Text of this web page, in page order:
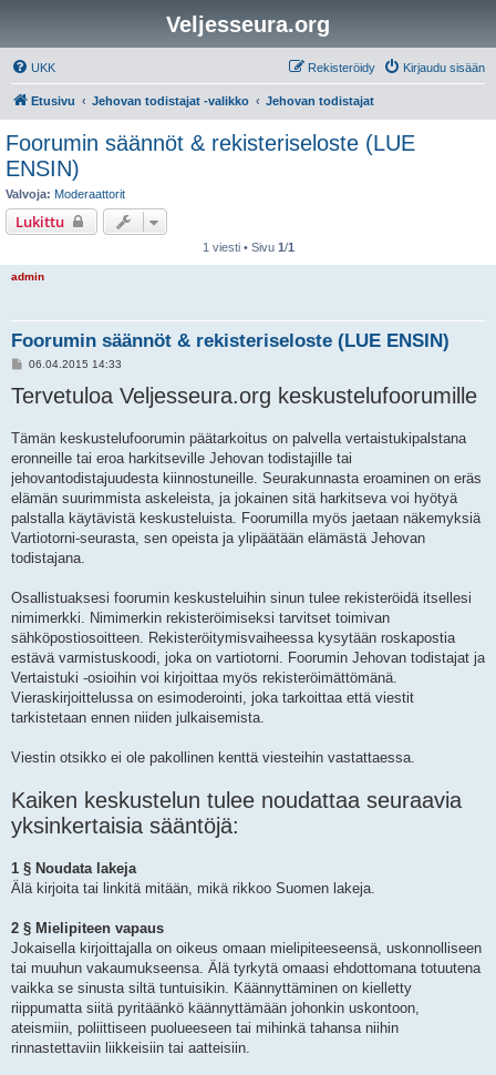
Veljesseura.org
UKK Kirjaudu sisään
Rekisteröidy
Etusivu Jehovan todistajat -valikko Jehovan todistajat
Foorumin säännöt & rekisteriseloste (LUE
ENSIN)
Valvoja: Moderaattorit
Lukittu
1 viesti • Sivu 1/1
admin
Foorumin säännöt & rekisteriseloste (LUE ENSIN)
V
e
s
06.04.2015 14:33
Tervetuloa Veljesseura.org keskustelufoorumille
Tämän keskustelufoorumin päätarkoitus on palvella vertaistukipalstana
eronneille tai eroa harkitseville Jehovan todistajille tai
jehovantodistajuudesta kiinnostuneille. Seurakunnasta eroaminen on eräs
elämän suurimmista askeleista, ja jokainen sitä harkitseva voi hyötyä
palstalla käytävistä keskusteluista. Foorumilla myös jaetaan näkemyksiä
Vartiotorni-seurasta, sen opeista ja ylipäätään elämästä Jehovan
todistajana.
Osallistuaksesi foorumin keskusteluihin sinun tulee rekisteröidä itsellesi
nimimerkki. Nimimerkin rekisteröimiseksi tarvitset toimivan
sähköpostiosoitteen. Rekisteröitymisvaiheessa kysytään roskapostia
estävä varmistuskoodi, joka on vartiotorni. Foorumin Jehovan todistajat ja
Vertaistuki -osioihin voi kirjoittaa myös rekisteröimättömänä.
Vieraskirjoittelussa on esimoderointi, joka tarkoittaa että viestit
tarkistetaan ennen niiden julkaisemista.
Viestin otsikko ei ole pakollinen kenttä viesteihin vastattaessa.
Kaiken keskustelun tulee noudattaa seuraavia
yksinkertaisia sääntöjä:
1 § Noudata lakeja
Älä kirjoita tai linkitä mitään, mikä rikkoo Suomen lakeja.
2 § Mielipiteen vapaus
Jokaisella kirjoittajalla on oikeus omaan mielipiteeseensä, uskonnolliseen
tai muuhun vakaumukseensa. Älä tyrkytä omaasi ehdottomana totuutena
vaikka se sinusta siltä tuntuisikin. Käännyttäminen on kielletty
riippumatta siitä pyritäänkö käännyttämään johonkin uskontoon,
ateismiin, poliittiseen puolueeseen tai mihinkä tahansa niihin
rinnastettaviin liikkeisiin tai aatteisiin.